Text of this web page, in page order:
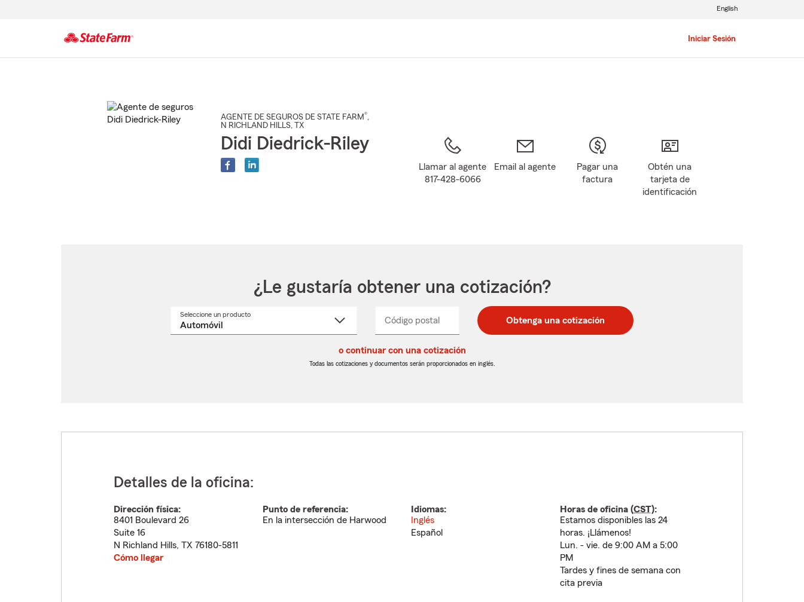
Iniciar Sesión
English
AGENTE DE SEGUROS DE STATE FARM®,
N RICHLAND HILLS, TX
Didi Diedrick-Riley
Llamar al agente
817-428-6066
Email al agente
Pagar una
factura
Obtén una
tarjeta de
identificación
¿Le gustaría obtener una cotización?
Seleccione un productoSeleccione
Código postal
postal
de
postal
de
_____ Obtenga una cotización
o continuar con una cotización
Todas las cotizaciones y documentos serán proporcionados en inglés.
Detalles de la oficina:
Dirección física:
8401 Boulevard 26
Suite 16
N Richland Hills, TX 76180-5811
Cómo llegar
Punto de referencia:
En la intersección de Harwood
Idiomas:
Inglés
Español
Horas de oficina (CST):
Estamos disponibles las 24
horas. ¡Llámenos!
Lun. - vie. de 9:00 AM a 5:00
PM
Tardes y fines de semana con
cita previa